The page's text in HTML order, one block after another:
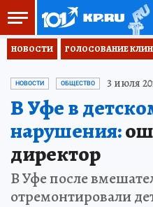
НОВОСТИ ГОЛОСОВАНИЕ
НОВОСТИ ОБЩЕСТВО 3 июля
В Уфе в
нарушения:
директор
В Уфе после
отремонтировали